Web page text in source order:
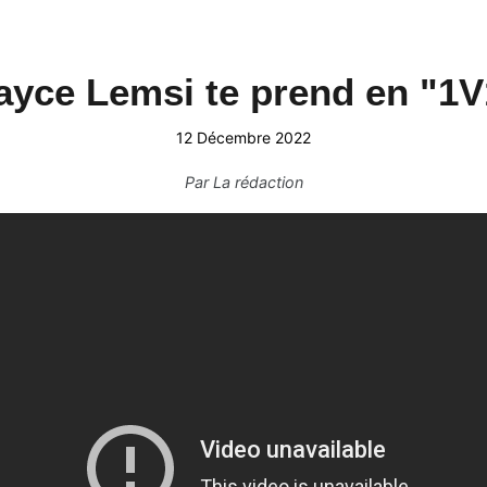
Lemsi te prend en
12 Décembre 2022
ParLa rédaction